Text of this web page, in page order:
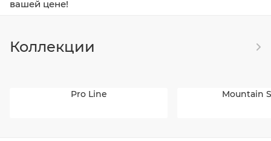
вашей цене!
Коллекции
Pro Line Mountain